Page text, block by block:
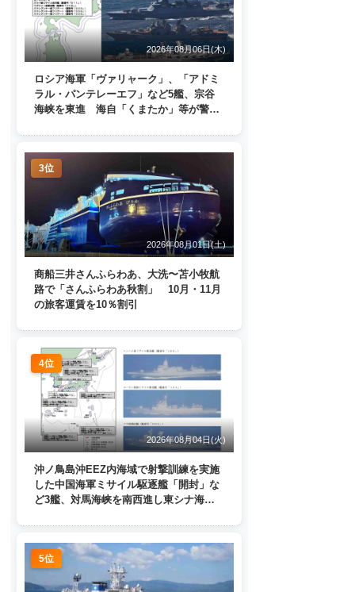
2026年08月06日(木)
ロシア海軍「ヴァリャーク」、「アドミ
ラル・パンテレーエフ」など5艦、宗谷
海峡を東進 海自「くまたか」等が警戒
3位
2026年08月01日(土)
商船三井さんふらわあ、大洗〜苫小牧航
路で「さんふらわあ秋割」 10月・11月
の旅客運賃を10％割引
4位
2026年08月04日(火)
沖ノ鳥島沖EEZ内海域で射撃訓練を実施
した中国海軍ミサイル駆逐艦「開封」な
ど3艦、対馬海峡を南西進し東シナ海
5位